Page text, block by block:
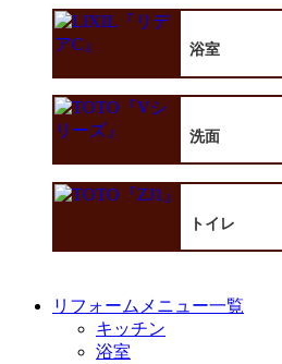
浴室
洗面
トイレ
リフォームメニュー一覧
キッチン
浴室